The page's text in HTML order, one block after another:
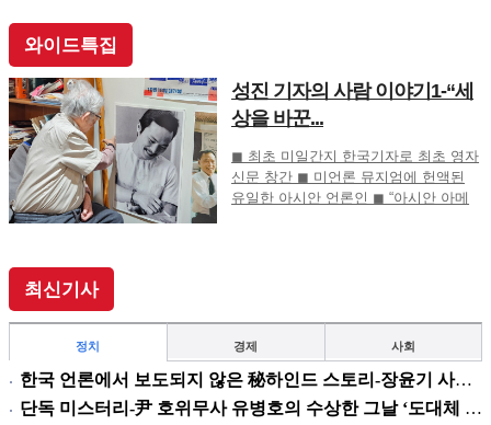
와이드특집
성진 기자의 사람 이야기1-“세
상을 바꾼...
◼ 최초 미일간지 한국기자로 최초 영자
신문 창간 ◼ 미언론 뮤지엄에 헌액된
유일한 아시안 언론인 ◼ “아시안 아메
최신기사
정치 경제 사회
한국 언론에서 보도되지 않은 秘하인드 스토리-장윤기 사건이 불붙인 여당과 검찰의 보완 수사권 전쟁
단독 미스터리-尹 호위무사 유병호의 수상한 그날 ‘도대체 뭘 믿고 설치고 까부나 했더니…’